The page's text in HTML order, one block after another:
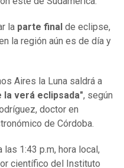
la parte final de eclipse,
la región aún es de día y
Aires la Luna saldrá a
la verá eclipsada", según
doctor en
de Córdoba.
1:43 p.m, hora local,
científico del Instituto